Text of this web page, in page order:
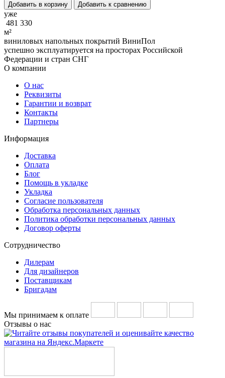
Добавить в корзину Добавить к сравнению
уже
481 330
м²
виниловых напольных покрытий ВиниПол
успешно эксплуатируется на просторах Российской
Федерации и стран СНГ
О компании
О нас
Реквизиты
Гарантии и возврат
Контакты
Партнеры
Информация
Доставка
Оплата
Блог
Помощь в укладке
Укладка
Согласие пользователя
Обработка персональных данных
Политика обработки персональных данных
Договор оферты
Сотрудничество
Дилерам
Для дизайнеров
Поставщикам
Бригадам
Мы принимаем к оплате
Отзывы о нас